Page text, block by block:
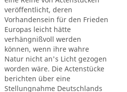
veröffentlicht, deren
Vorhandensein für den Frieden
Europas leicht hätte
verhängnißvoll werden
können, wenn ihre wahre
Natur nicht an's Licht gezogen
worden wäre. Die Actenstücke
berichten über eine
Stellungnahme Deutschlands